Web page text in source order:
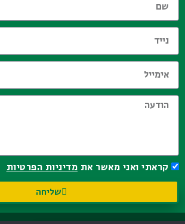
קראתי ואני מאשר את מדיניות הפרטיות
שליחה